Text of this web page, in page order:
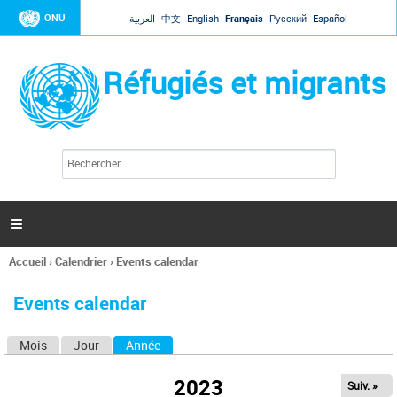
Jump to navigation
ONU العربية 中文 English Français Русский Español
Réfugiés et migrants
l
c
h
e

Vous
ici
Accueil›Calendrier› Events calendar
Events calendar
Mois Jour Année
2023 Suiv. »